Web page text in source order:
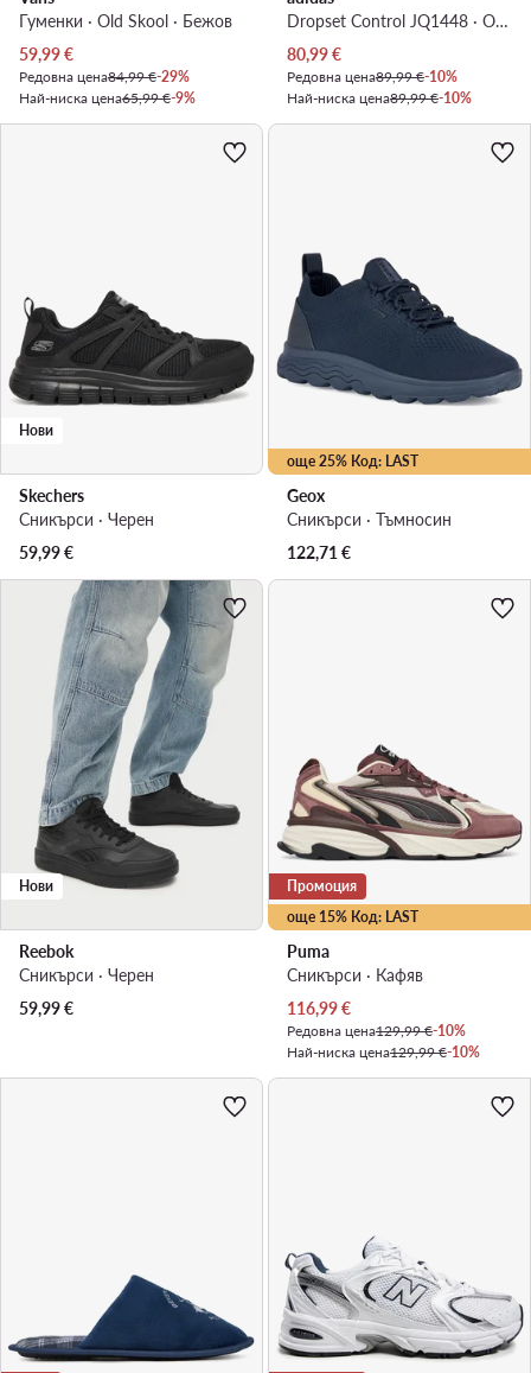
Гуменки · Old Skool · Бежов
Актуална цена
59,99€
Редовна цена84,99 €-29%
Най-ниска цена65,99 €-9%
Dropset Control JQ1448 · Обувки за фитнес зала
Актуална цена
80,99€
Редовна цена89,99 €-10%
Най-ниска цена89,99 €-10%
Нови
Skechers
Сникърси · Черен
59,99€
още 25% Код: LAST
Geox
Сникърси · Тъмносин
122,71 €
Нови
Reebok
Сникърси · Черен
59,99€
още 15% Код: LAST
Промоция
Puma
Сникърси · Кафяв
Актуална цена
116,99€
Редовна цена129,99 €-10%
Най-ниска цена129,99 €-10%